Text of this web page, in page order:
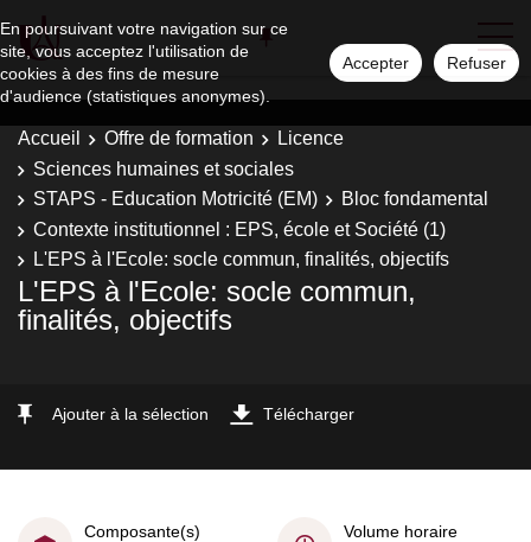
En poursuivant votre navigation sur ce
site, vous acceptez l'utilisation de
cookies à des fins de mesure
d'audience (statistiques anonymes).
Accepter Refuser
Accueil Offre de formation
Licence
Sciences humaines et sociales
STAPS - Education Motricité (EM)
Bloc fondamental
Contexte institutionnel : EPS, école et Société (1)
L'EPS à l'Ecole: socle commun, finalités, objectifs
L'EPS à l'Ecole: socle commun,
finalités, objectifs
Ajouter à la sélection Télécharger
Composante(s)
Volume horaire